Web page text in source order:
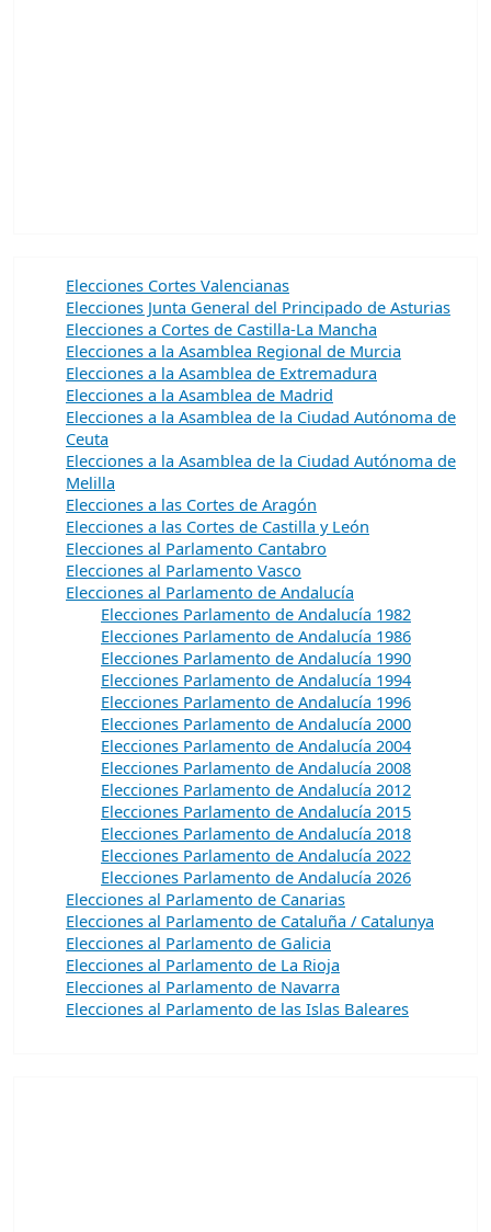
Elecciones Cortes Valencianas
Elecciones Junta General del Principado de Asturias
Elecciones a Cortes de Castilla-La Mancha
Elecciones a la Asamblea Regional de Murcia
Elecciones a la Asamblea de Extremadura
Elecciones a la Asamblea de Madrid
Elecciones a la Asamblea de la Ciudad Autónoma de
Ceuta
Elecciones a la Asamblea de la Ciudad Autónoma de
Melilla
Elecciones a las Cortes de Aragón
Elecciones a las Cortes de Castilla y León
Elecciones al Parlamento Cantabro
Elecciones al Parlamento Vasco
Elecciones al Parlamento de Andalucía
Elecciones Parlamento de Andalucía 1982
Elecciones Parlamento de Andalucía 1986
Elecciones Parlamento de Andalucía 1990
Elecciones Parlamento de Andalucía 1994
Elecciones Parlamento de Andalucía 1996
Elecciones Parlamento de Andalucía 2000
Elecciones Parlamento de Andalucía 2004
Elecciones Parlamento de Andalucía 2008
Elecciones Parlamento de Andalucía 2012
Elecciones Parlamento de Andalucía 2015
Elecciones Parlamento de Andalucía 2018
Elecciones Parlamento de Andalucía 2022
Elecciones Parlamento de Andalucía 2026
Elecciones al Parlamento de Canarias
Elecciones al Parlamento de Cataluña / Catalunya
Elecciones al Parlamento de Galicia
Elecciones al Parlamento de La Rioja
Elecciones al Parlamento de Navarra
Elecciones al Parlamento de las Islas Baleares